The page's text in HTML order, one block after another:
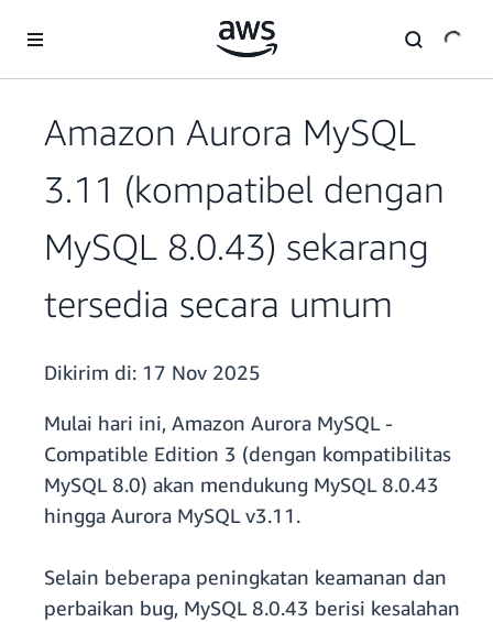
Amazon Aurora MySQL
3.11 (kompatibel dengan
MySQL 8.0.43) sekarang
tersedia secara umum
Dikirim di: 17 Nov 2025
Mulai hari ini, Amazon Aurora MySQL -
Compatible Edition 3 (dengan kompatibilitas
MySQL 8.0) akan mendukung MySQL 8.0.43
hingga Aurora MySQL v3.11.
Selain beberapa peningkatan keamanan dan
perbaikan bug, MySQL 8.0.43 berisi kesalahan